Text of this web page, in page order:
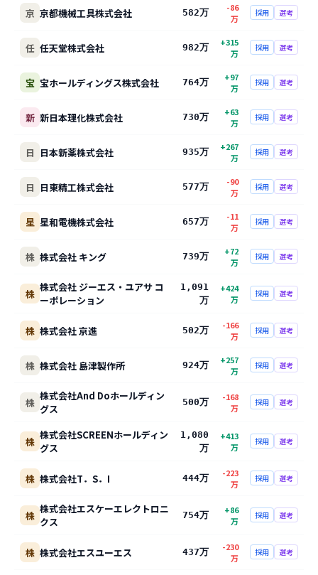
京 京都機械工具株式会社 582万
-86
万
採用 選考
任 任天堂株式会社 982万 +315
万
採用 選考
宝 宝ホールディングス株式会社 764万 +97
万
採用 選考
新 新日本理化株式会社 730万 +63
万
採用 選考
日 日本新薬株式会社 935万 +267
万
採用 選考
日 日東精工株式会社 577万
-90
万
採用 選考
星 星和電機株式会社 657万
-11
万
採用 選考
株 株式会社 キング 739万 +72
万
採用 選考
株 株式会社 ジーエス・ユアサ コ
ーポレーション
1,091
万
+424
万
採用 選考
株 株式会社 京進 502万
-166
万
採用 選考
株 株式会社 島津製作所 924万 +257
万
採用 選考
株 株式会社And Doホールディン
グス
500万
-168
万
採用 選考
株 株式会社SCREENホールディン
グス
1,080
万
+413
万
採用 選考
株 株式会社T．S．I 444万
-223
万
採用 選考
株 株式会社エスケーエレクトロニ
クス
754万 +86
万
採用 選考
株 株式会社エスユーエス 437万
-230
万
採用 選考